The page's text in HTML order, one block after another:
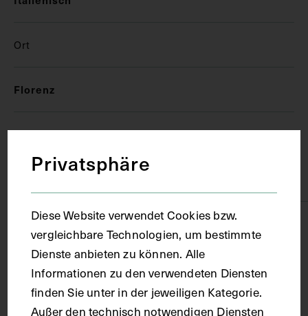
Ort
Florenz
Material
Technik
Handschrift
Maße
Privatsphäre
Diese Website verwendet Cookies bzw.
vergleichbare Technologien, um bestimmte
Dienste anbieten zu können. Alle
Informationen zu den verwendeten Diensten
finden Sie unter in der jeweiligen Kategorie.
Außer den technisch notwendigen Diensten